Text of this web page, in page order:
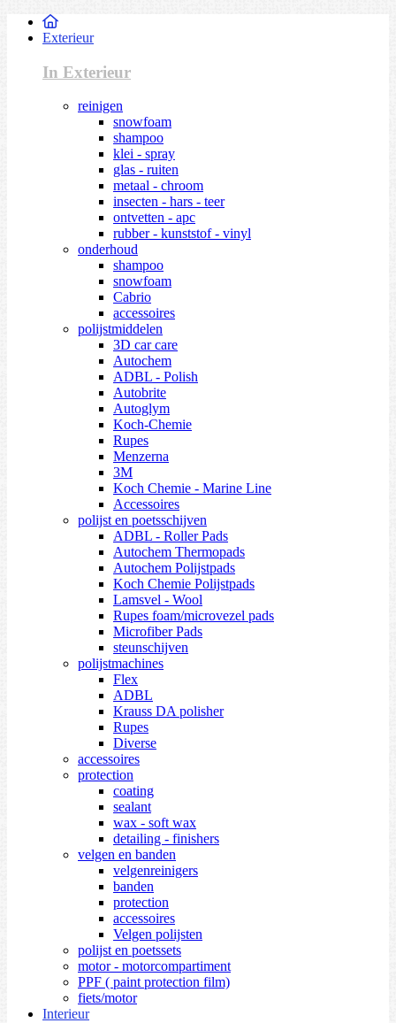
Exterieur
In Exterieur
reinigen
snowfoam
shampoo
klei - spray
glas - ruiten
metaal - chroom
insecten - hars - teer
ontvetten - apc
rubber - kunststof - vinyl
onderhoud
shampoo
snowfoam
Cabrio
accessoires
polijstmiddelen
3D car care
Autochem
ADBL - Polish
Autobrite
Autoglym
Koch-Chemie
Rupes
Menzerna
3M
Koch Chemie - Marine Line
Accessoires
polijst en poetsschijven
ADBL - Roller Pads
Autochem Thermopads
Autochem Polijstpads
Koch Chemie Polijstpads
Lamsvel - Wool
Rupes foam/microvezel pads
Microfiber Pads
steunschijven
polijstmachines
Flex
ADBL
Krauss DA polisher
Rupes
Diverse
accessoires
protection
coating
sealant
wax - soft wax
detailing - finishers
velgen en banden
velgenreinigers
banden
protection
accessoires
Velgen polijsten
polijst en poetssets
motor - motorcompartiment
PPF ( paint protection film)
fiets/motor
Interieur